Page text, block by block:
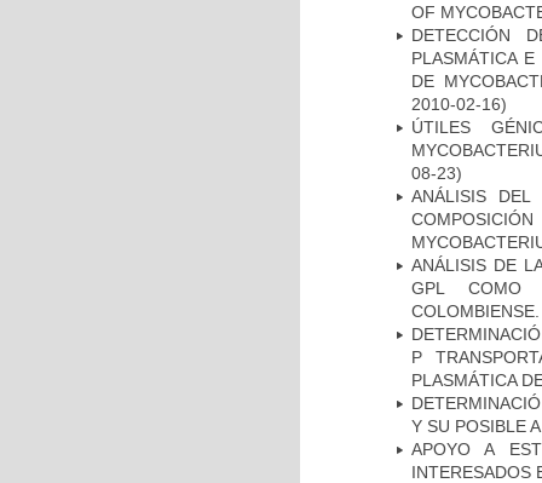
OF
DETECCIÓN
PLASMÁTICA
DE
2010-02-16)
ÚTILES
08-23)
ANÁLISIS DEL
ANÁLISIS DE
GPL COMO
COLOMBIENSE.
P
PLASMÁTICA
Y SU POSIBLE
APOYO A
INTERESADOS